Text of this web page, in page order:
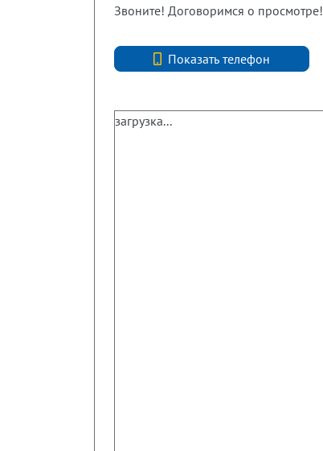
Звоните! Договоримся о просмотре!
Показать телефон
+7 (812) 740-70-40
загрузка...